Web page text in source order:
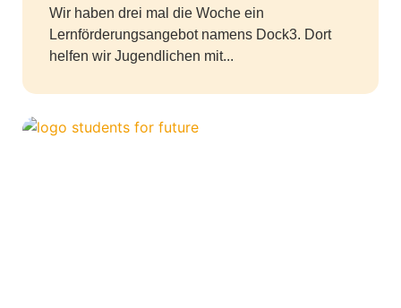
Wir haben drei mal die Woche ein
Lernförderungsangebot namens Dock3. Dort
helfen wir Jugendlichen mit...